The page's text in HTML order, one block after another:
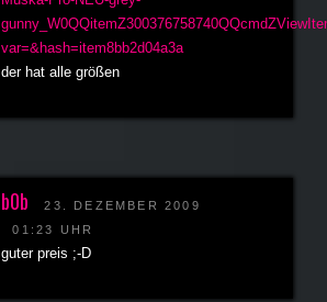
var=&hash=item8bb2d04a3a
der hat alle größen
b0b
23. DEZEMBER 2009
01:23 UHR
guter preis ;-D